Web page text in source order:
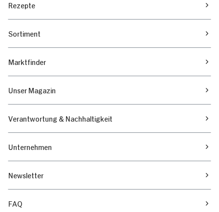
Rezepte
Sortiment
Marktfinder
Unser Magazin
Verantwortung & Nachhaltigkeit
Unternehmen
Newsletter
FAQ